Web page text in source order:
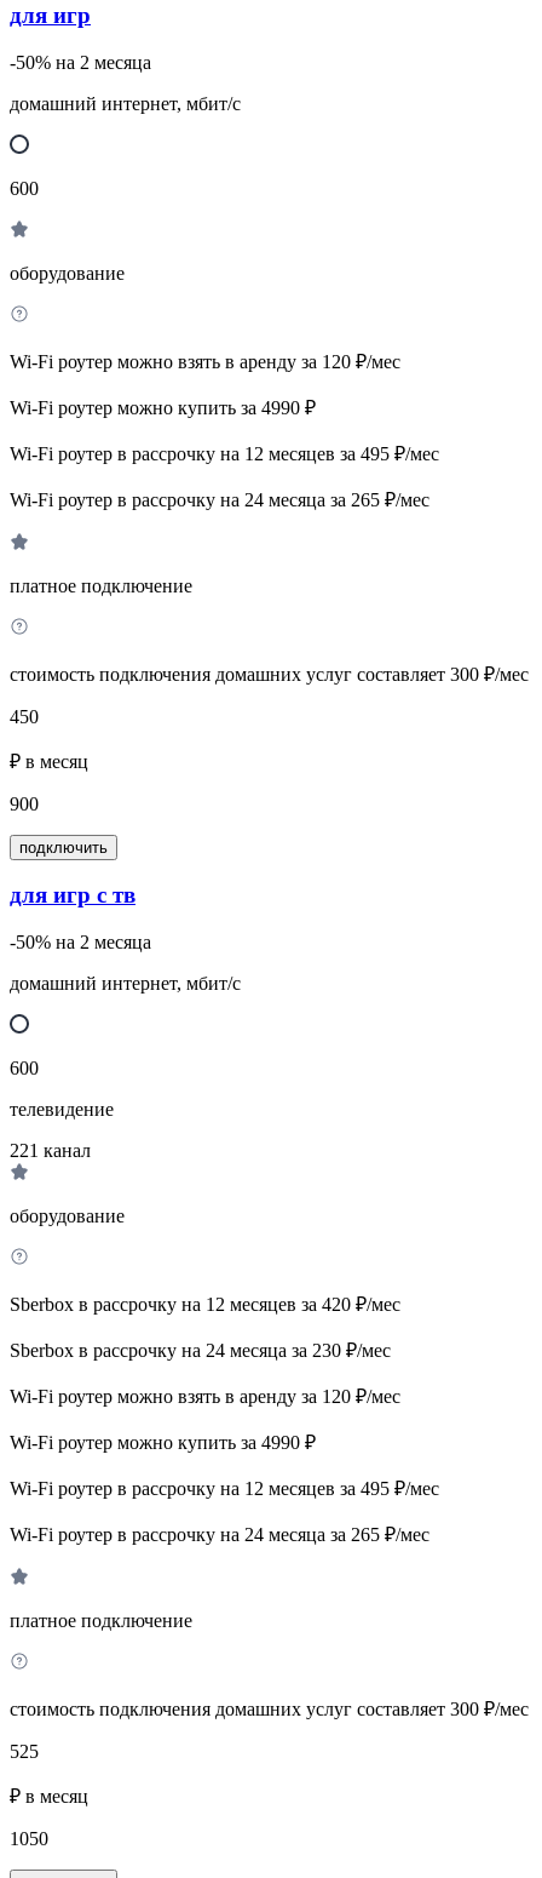
для игр
-50% на 2 месяца
домашний интернет, мбит/с
600
оборудование
Wi-Fi роутер можно взять в аренду за 120 ₽/мес
Wi-Fi роутер можно купить за 4990 ₽
Wi-Fi роутер в рассрочку на 12 месяцев за 495 ₽/мес
Wi-Fi роутер в рассрочку на 24 месяца за 265 ₽/мес
платное подключение
стоимость подключения домашних услуг составляет 300 ₽/мес
450
₽ в месяц
900
подключить
для игр с тв
-50% на 2 месяца
домашний интернет, мбит/с
600
телевидение
221 канал
оборудование
Sberbox в рассрочку на 12 месяцев за 420 ₽/мес
Sberbox в рассрочку на 24 месяца за 230 ₽/мес
Wi-Fi роутер можно взять в аренду за 120 ₽/мес
Wi-Fi роутер можно купить за 4990 ₽
Wi-Fi роутер в рассрочку на 12 месяцев за 495 ₽/мес
Wi-Fi роутер в рассрочку на 24 месяца за 265 ₽/мес
платное подключение
стоимость подключения домашних услуг составляет 300 ₽/мес
525
₽ в месяц
1050